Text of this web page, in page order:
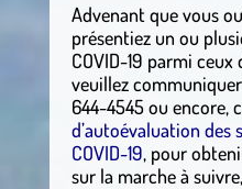
Advenant que vous
présentiez un ou
COVID-19 parmi
veuillez communiquer
644-4545 ou encore,
d’autoévaluation des
COVID-19, pour
sur la marche à